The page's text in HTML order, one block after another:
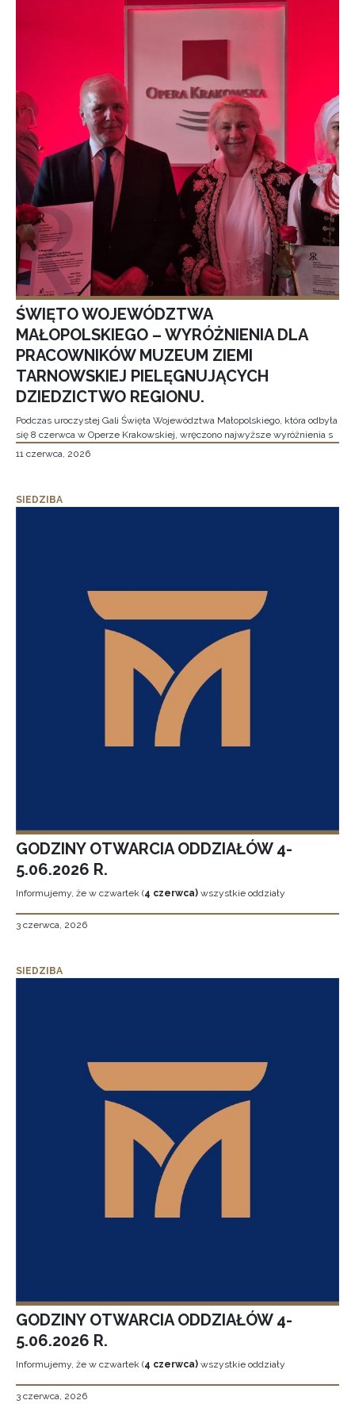
ŚWIĘTO WOJEWÓDZTWA
MAŁOPOLSKIEGO – WYRÓŻNIENIA DLA
PRACOWNIKÓW MUZEUM ZIEMI
TARNOWSKIEJ PIELĘGNUJĄCYCH
DZIEDZICTWO REGIONU.
Podczas uroczystej Gali Święta Województwa Małopolskiego, która odbyła
się 8 czerwca w Operze Krakowskiej, wręczono najwyższe wyróżnienia s
11 czerwca, 2026
SIEDZIBA
GODZINY OTWARCIA ODDZIAŁÓW 4-
5.06.2026 R.
Informujemy, że w czwartek (4 czerwca) wszystkie oddziały
3 czerwca, 2026
SIEDZIBA
GODZINY OTWARCIA ODDZIAŁÓW 4-
5.06.2026 R.
Informujemy, że w czwartek (4 czerwca) wszystkie oddziały
3 czerwca, 2026